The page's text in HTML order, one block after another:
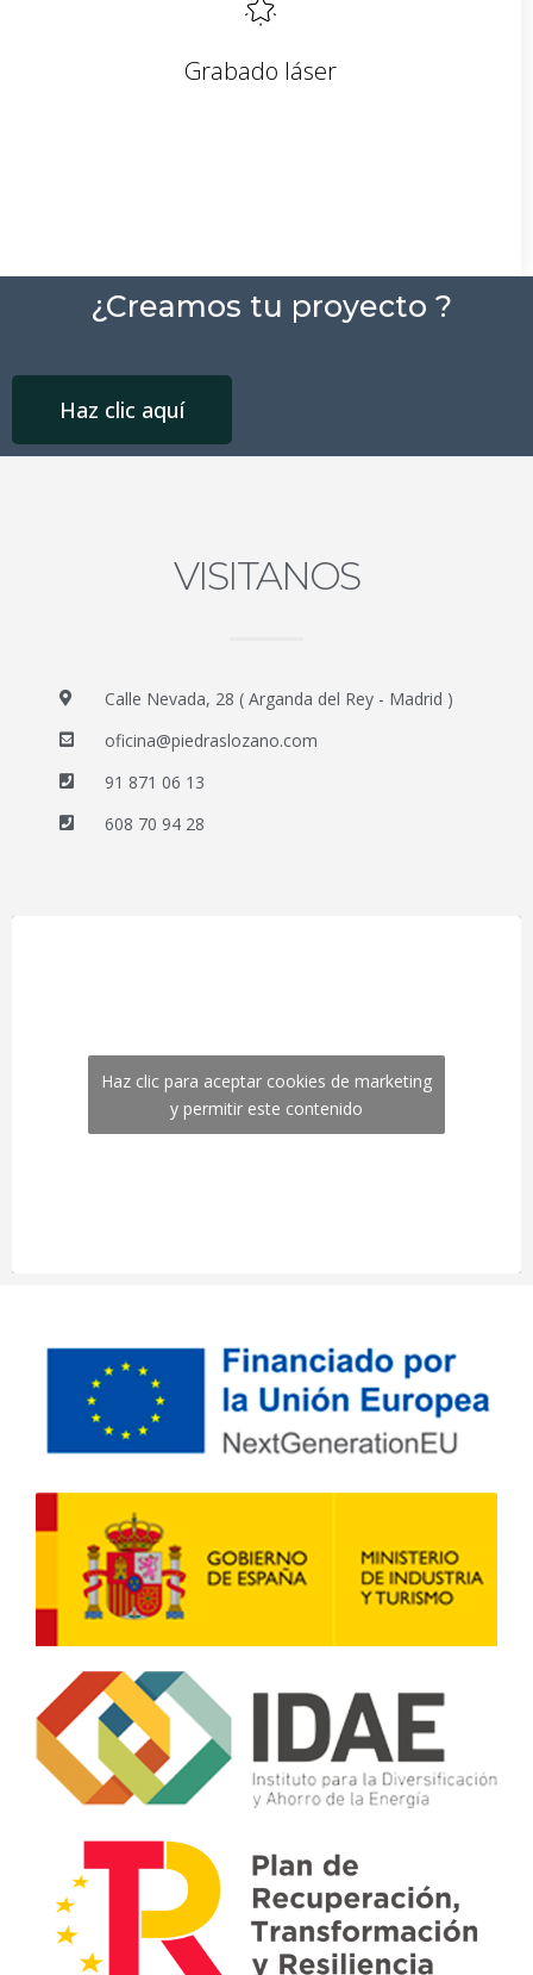
Grabado láser
¿Creamos tu proyecto ?
Haz clic aquí
VISITANOS
Calle Nevada, 28 ( Arganda del Rey - Madrid )
oficina@piedraslozano.com
91 871 06 13
608 70 94 28
Haz clic para aceptar cookies de marketing
y permitir este contenido